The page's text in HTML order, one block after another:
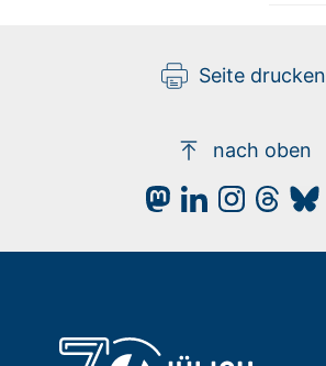
Seite drucken
nach oben